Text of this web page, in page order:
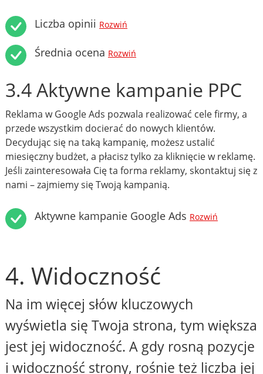
Liczba opinii Rozwiń
Średnia ocena Rozwiń
3.4 Aktywne kampanie PPC
Reklama w Google Ads pozwala realizować cele firmy, a
przede wszystkim docierać do nowych klientów.
Decydując się na taką kampanię, możesz ustalić
miesięczny budżet, a płacisz tylko za kliknięcie w reklamę.
Jeśli zainteresowała Cię ta forma reklamy, skontaktuj się z
nami – zajmiemy się Twoją kampanią.
Aktywne kampanie Google Ads Rozwiń
4. Widoczność
Na im więcej słów kluczowych
wyświetla się Twoja strona, tym większa
jest jej widoczność. A gdy rosną pozycje
i widoczność strony, rośnie też liczba jej